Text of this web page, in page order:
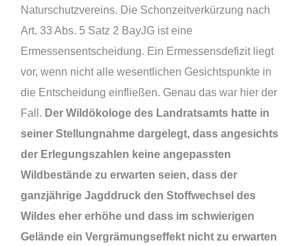
Naturschutzvereins. Die Schonzeitverkürzung nach
Art. 33 Abs. 5 Satz 2 BayJG ist eine
Ermessensentscheidung. Ein Ermessensdefizit liegt
vor, wenn nicht alle wesentlichen Gesichtspunkte in
die Entscheidung einfließen. Genau das war hier der
Fall. Der Wildökologe des Landratsamts hatte in
seiner Stellungnahme dargelegt, dass angesichts
der Erlegungszahlen keine angepassten
Wildbestände zu erwarten seien, dass der
ganzjährige Jagddruck den Stoffwechsel des
Wildes eher erhöhe und dass im schwierigen
Gelände ein Vergrämungseffekt nicht zu erwarten